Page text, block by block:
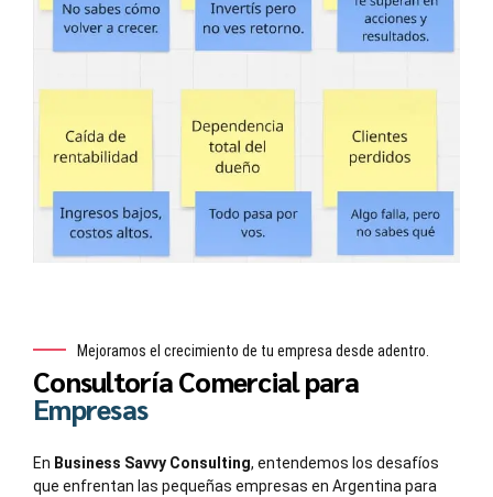
Mejoramos el crecimiento de tu empresa desde adentro.
Consultoría Comercial para
Empresas
En Business Savvy Consulting, entendemos los desafíos
que enfrentan las pequeñas empresas en Argentina para